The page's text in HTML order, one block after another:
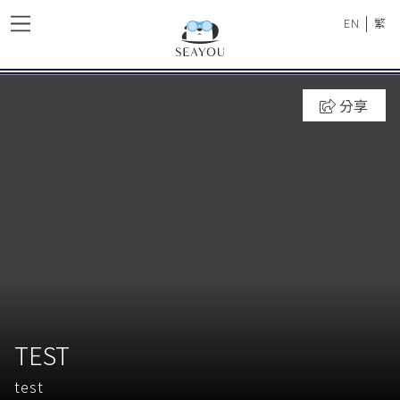
EN | 繁
TEST
test
分享